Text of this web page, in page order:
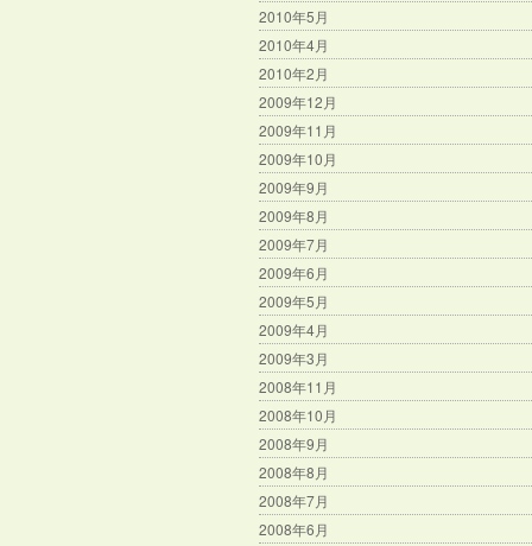
2010年5月
2010年4月
2010年2月
2009年12月
2009年11月
2009年10月
2009年9月
2009年8月
2009年7月
2009年6月
2009年5月
2009年4月
2009年3月
2008年11月
2008年10月
2008年9月
2008年8月
2008年7月
2008年6月